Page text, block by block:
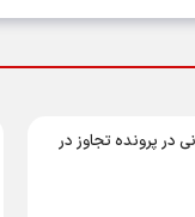
در پرونده تجاوز در